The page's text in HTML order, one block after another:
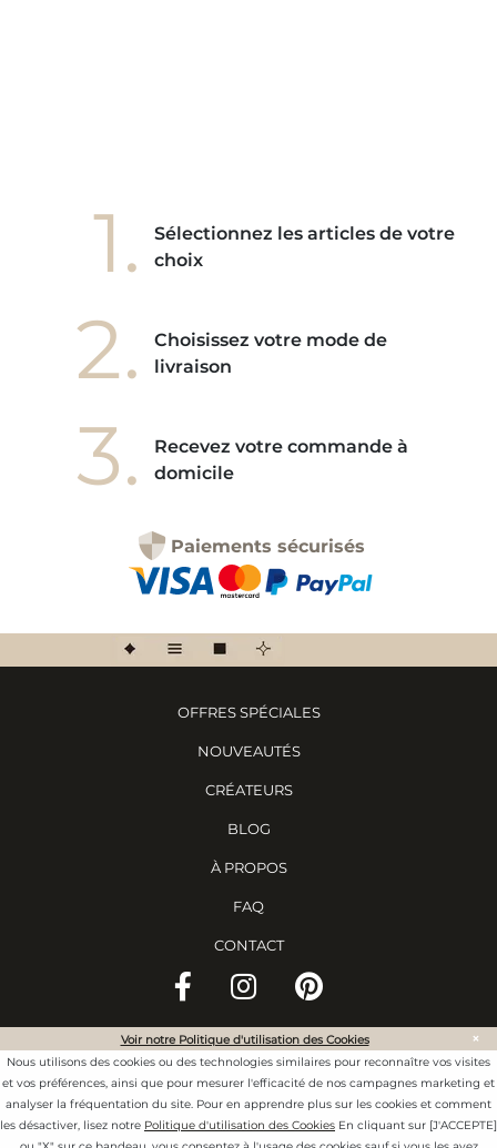
1.
Sélectionnez les articles de votre
choix
2.
Choisissez votre mode de
livraison
3.
Recevez votre commande à
domicile
Paiements sécurisés
OFFRES SPÉCIALES
NOUVEAUTÉS
CRÉATEURS
BLOG
À PROPOS
FAQ
CONTACT
©2020 Ewadara. Tous droits réservés.
CONDITIONS GÉNÉRALES D'UTILISATION
Voir notre Politique d'utilisation des Cookies ×
Nous utilisons des cookies ou des technologies similaires pour reconnaître vos visites
et vos préférences, ainsi que pour mesurer l'efficacité de nos campagnes marketing et
analyser la fréquentation du site. Pour en apprendre plus sur les cookies et comment
les désactiver, lisez notre Politique d'utilisation des Cookies En cliquant sur [J'ACCEPTE]